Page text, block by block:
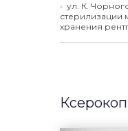
ул. К.
стерилизации
хранения